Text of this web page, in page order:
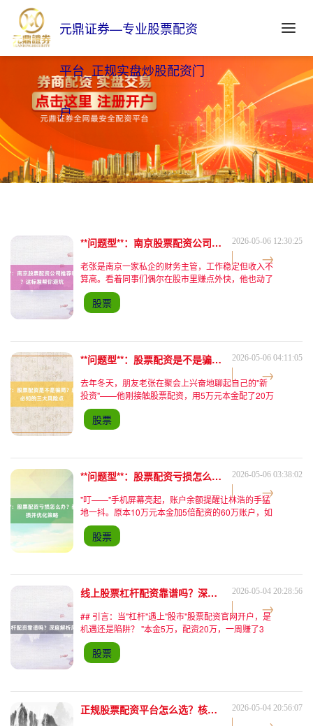
元鼎证券—专业股票配资
平台_正规实盘炒股配资门
户
**问题型**：南京股票配资公司推荐哪家更靠谱？这标准帮你避坑 2026-05-06 12:30:25
老张是南京一家私企的财务主管，工作稳定但收入不
算高。看着同事们偶尔在股市里赚点外快，他也动了
心思。去年年初，他听朋友说股票配资能放大收益最
靠谱股票配资平台，便开始在网上搜索南京的配资公
司。很快，一家号
股票
**问题型**：股票配资是不是骗局？新手入场前必知的三大风险点 2026-05-06 04:11:05
去年冬天，朋友老张在聚会上兴奋地聊起自己的"新
投资"——他刚接触股票配资，用5万元本金配了20万
资金，准备在股市里大干一场。当时他眉飞色舞地
说："这相当于借了4倍杠杆，行情好的时候赚得
快！"可三个月后
股票
**问题型**：股票配资亏损怎么办？教你快速止损并优化策略 2026-05-06 03:38:02
"叮——"手机屏幕亮起，账户余额提醒让林浩的手猛
地一抖。原本10万元本金加5倍配资的60万账户，如
今只剩下38万。这是他入市第三个月，前两个月靠运
气赚的8万利润，在最近两周的震荡行情中连本带利
吐了回去
股票
线上股票杠杆配资靠谱吗？深度解析风险与收益！ 2026-05-04 20:28:56
## 引言：当"杠杆"遇上"股市"股票配资官网开户，是
机遇还是陷阱？ "本金5万，配资20万，一周赚了3
万！"社交平台上，类似"股票配资暴富"的帖子层出不
穷。在股市波动加剧的当下，线上股票配资以其"低
股票
正规股票配资平台怎么选？核心标准帮你避坑！ 2026-05-04 20:56:07